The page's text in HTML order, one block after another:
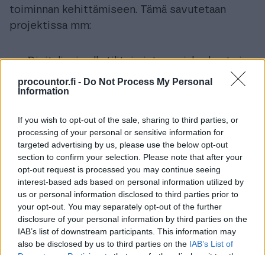
procountor.fi - Do Not Process My Personal
Information
If you wish to opt-out of the sale, sharing to third parties, or
processing of your personal or sensitive information for
targeted advertising by us, please use the below opt-out
section to confirm your selection. Please note that after your
opt-out request is processed you may continue seeing
interest-based ads based on personal information utilized by
us or personal information disclosed to third parties prior to
your opt-out. You may separately opt-out of the further
disclosure of your personal information by third parties on the
IAB’s list of downstream participants. This information may
also be disclosed by us to third parties on the IAB’s List of
toiminnan kehittämiseen. Tämä savutetaan
projektissa mm:
Digitalisoimalla tilitoimiston asiakaskunta ja
keskittymällä modernien työkalujen
tehokkaaseen käyttöön
Valmentamalla tilitoimiston
henkilökuntaa/tilitoimiston johtoa
kannattavaan kasvuun ja tukemalla
tilitoimiston siirtymistä täysin digitaaliseksi
edelläkävijäksi
Kehittämällä henkilöstön osaamistasoa ja
motivaation ylläpitoa muutoksessa